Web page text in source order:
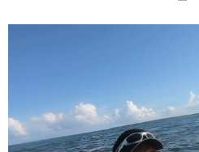
興趣：衝浪、閱讀